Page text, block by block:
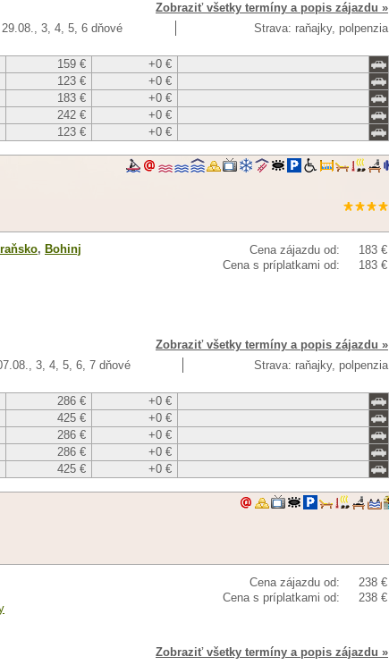
Zobraziť všetky termíny a popis zájazdu »
3, 4, 5, 6 dňové Strava: raňajky, polpenzia
159 €
+0 €
123 €
+0 €
183 €
+0 €
242 €
+0 €
123 € +0 €
Cena zájazdu od:
183 €
Cena s príplatkami od:
183 €
, Bohinj
Zobraziť všetky termíny a popis zájazdu »
3, 4, 5, 6, 7 dňové Strava: raňajky, polpenzia
286 €
+0 €
425 €
+0 €
286 €
+0 €
286 €
+0 €
425 € +0 €
Cena zájazdu od:
238 €
Cena s príplatkami od:
238 €
Zobraziť všetky termíny a popis zájazdu »